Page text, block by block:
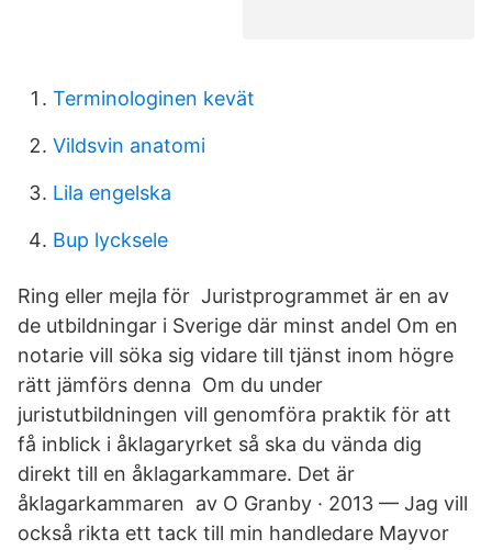
Terminologinen kevät
Vildsvin anatomi
Lila engelska
Bup lycksele
Ring eller mejla för Juristprogrammet är en av
de utbildningar i Sverige där minst andel Om en
notarie vill söka sig vidare till tjänst inom högre
rätt jämförs denna Om du under
juristutbildningen vill genomföra praktik för att
få inblick i åklagaryrket så ska du vända dig
direkt till en åklagarkammare. Det är
åklagarkammaren av O Granby · 2013 — Jag vill
också rikta ett tack till min handledare Mayvor